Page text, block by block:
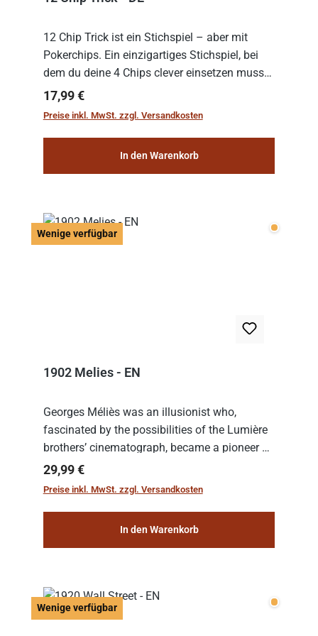
12 Chip Trick ist ein Stichspiel – aber mit
Pokerchips. Ein einzigartiges Stichspiel, bei
dem du deine 4 Chips clever einsetzen musst.
Wer die Chips mit dem höchsten Gesamtwert
hat, gewinnt die Runde. Aber Vorsicht: D...
Regulärer Preis:
17,99 €
Preise inkl. MwSt. zzgl. Versandkosten
In den Warenkorb
Wenige verfügbar Wenige
1902 Melies - EN
Georges Méliès was an illusionist who,
fascinated by the possibilities of the Lumière
brothers’ cinematograph, became a pioneer of
cinema. In 1902, he filmed his most famous
work: “Le Voyage dans la Lune” (“A Trip to...
Regulärer Preis:
29,99 €
Preise inkl. MwSt. zzgl. Versandkosten
In den Warenkorb
Wenige verfügbar Wenige